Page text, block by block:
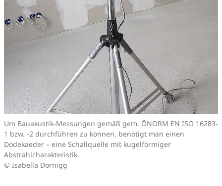
Um Bauakustik-Messungen gemäß gem. ÖNORM EN ISO 16283-
1 bzw. -2 durchführen zu können, benötigt man einen
Dodekaeder – eine Schallquelle mit kugelförmiger
Abstrahlcharakteristik.
© Isabella Dornigg